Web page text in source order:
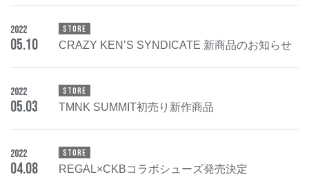
2022
05.10
STORE
CRAZY KEN’S SYNDICATE 新商品のお知らせ
2022
05.03
STORE
TMNK SUMMIT初売り新作商品
2022
04.08
STORE
REGAL×CKBコラボシューズ発売決定